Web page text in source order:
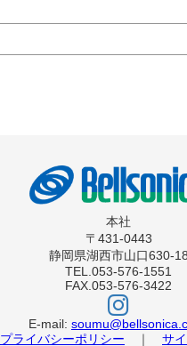
本社
〒431-0443
静岡県湖西市山口630-18
TEL.053-576-1551
FAX.053-576-3422
ベ
ル
ソ
ニ
E-mail:
プライバシーポリシー ｜ サ